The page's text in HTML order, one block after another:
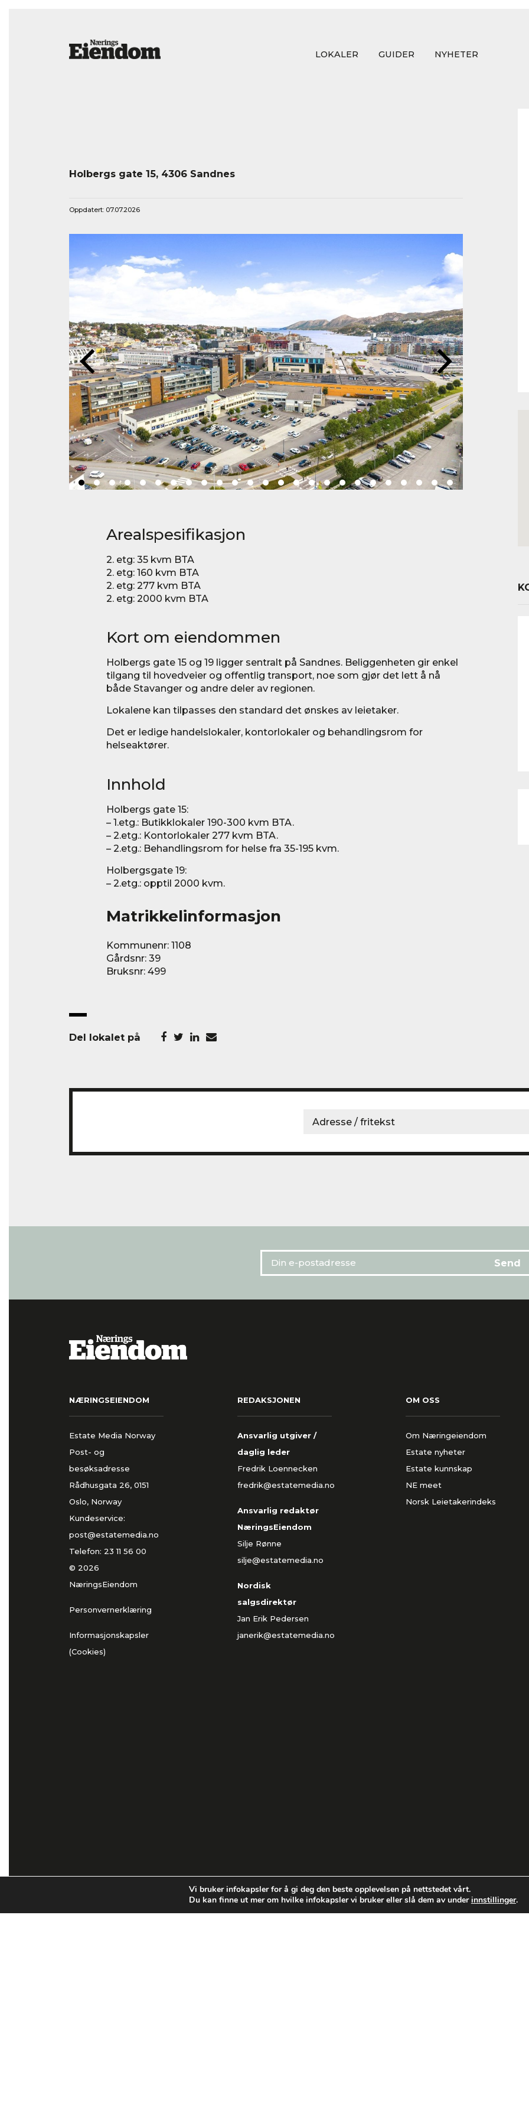
LOKALER GUIDER NYHETER
Holbergs gate 15, 4306 Sandnes
Oppdatert: 07.07.2026
Arealspesifikasjon
2. etg: 35 kvm BTA
2. etg: 160 kvm BTA
2. etg: 277 kvm BTA
2. etg: 2000 kvm BTA
Kort om eiendommen
Holbergs gate 15 og 19 ligger sentralt på Sandnes. Beliggenheten gir enkel
tilgang til hovedveier og offentlig transport, noe som gjør det lett å nå
både Stavanger og andre deler av regionen.
Lokalene kan tilpasses den standard det ønskes av leietaker.
Det er ledige handelslokaler, kontorlokaler og behandlingsrom for
helseaktører.
Innhold
Holbergs gate 15:
– 1.etg.: Butikklokaler 190-300 kvm BTA.
– 2.etg.: Kontorlokaler 277 kvm BTA.
– 2.etg.: Behandlingsrom for helse fra 35-195 kvm.
Holbergsgate 19:
– 2.etg.: opptil 2000 kvm.
Matrikkelinformasjon
Kommunenr: 1108
Gårdsnr: 39
Bruksnr: 499
Del lokalet på
NÆRINGSEIENDOM
Estate Media Norway
Post- og
besøksadresse
Rådhusgata 26, 0151
Oslo, Norway
Kundeservice:
post@estatemedia.no
Telefon: 23 11 56 00
© 2026
NæringsEiendom
Personvernerklæring
Informasjonskapsler
(Cookies)
REDAKSJONEN
Ansvarlig utgiver /
daglig leder
Fredrik Loennecken
fredrik@estatemedia.no
Ansvarlig redaktør
NæringsEiendom
Silje Rønne
silje@estatemedia.no
Nordisk
salgsdirektør
Jan Erik Pedersen
janerik@estatemedia.no
OM OSS
Om Næringeiendom
Estate nyheter
Estate kunnskap
NE meet
Norsk Leietakerindeks
Vi bruker infokapsler for å gi deg den beste opplevelsen på nettstedet vårt.
Du kan finne ut mer om hvilke infokapsler vi bruker eller slå dem av underinnstillinger.